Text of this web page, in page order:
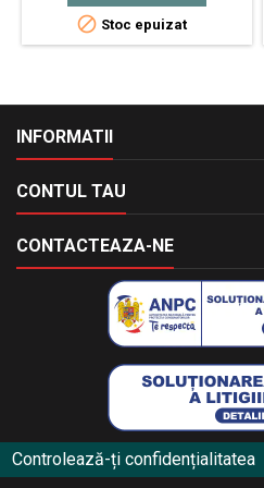
 Stoc epuizat
INFORMATII
CONTUL TAU
CONTACTEAZA-NE
Controlează-ți confidențialitatea